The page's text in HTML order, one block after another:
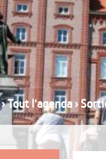
›Tout l'agenda ›